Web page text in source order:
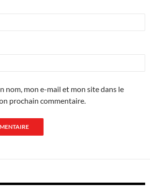
nom, mon e-mail et mon site dans le
prochain commentaire.